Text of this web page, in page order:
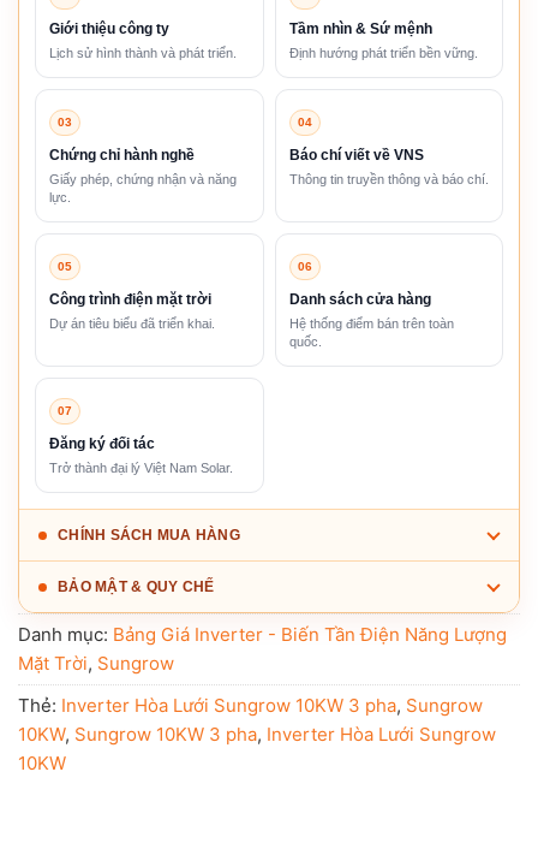
Giới thiệu công ty
Lịch sử hình thành và phát triển.
Tầm nhìn & Sứ mệnh
Định hướng phát triển bền vững.
03
Chứng chỉ hành nghề
Giấy phép, chứng nhận và năng
lực.
04
Báo chí viết về VNS
Thông tin truyền thông và báo chí.
05
Công trình điện mặt trời
Dự án tiêu biểu đã triển khai.
06
Danh sách cửa hàng
Hệ thống điểm bán trên toàn
quốc.
07
Đăng ký đối tác
Trở thành đại lý Việt Nam Solar.
CHÍNH SÁCH MUA HÀNG
BẢO MẬT & QUY CHẾ
Danh mục: Bảng Giá Inverter - Biến Tần Điện Năng Lượng
Mặt Trời, Sungrow
Thẻ: Inverter Hòa Lưới Sungrow 10KW 3 pha, Sungrow
10KW, Sungrow 10KW 3 pha, Inverter Hòa Lưới Sungrow
10KW